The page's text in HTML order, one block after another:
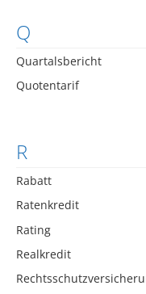
Q
Quartalsbericht
Quotentarif
R
Rabatt
Ratenkredit
Rating
Realkredit